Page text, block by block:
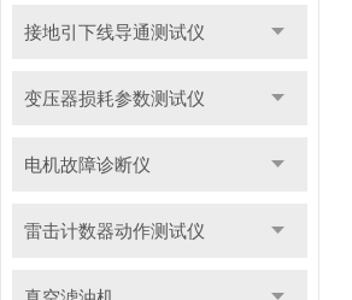
接地引下线导通测试仪
变压器损耗参数测试仪
电机故障诊断仪
雷击计数器动作测试仪